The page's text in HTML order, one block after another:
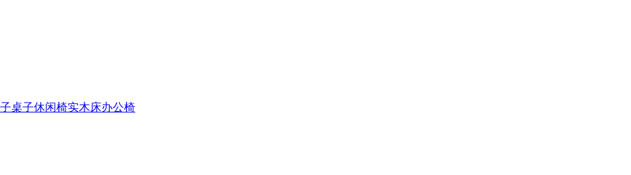
桌子休闲椅实木床办公椅